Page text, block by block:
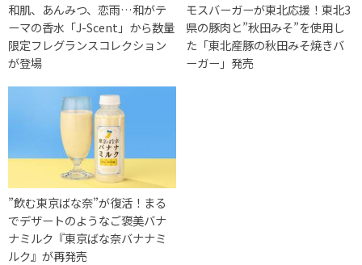
和肌、あんみつ、恋雨…和がテ
ーマの香水「J-Scent」から数量
限定フレグランスコレクション
が登場
モスバーガーが東北応援！東北3
県の豚肉と”秋田みそ”を使用し
た「東北産豚の秋田みそ焼きバ
ーガー」発売
”飲む東京ばな奈”が復活！まる
でデザートのようなご褒美バナ
ナミルク『東京ばな奈バナナミ
ルク』が再発売